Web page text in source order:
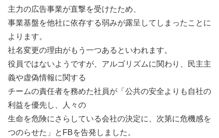
主力の広告事業が直撃を受けたため、
事業基盤を他社に依存する弱みが露呈してしまったことに
よります。
社名変更の理由がもう一つあるといわれます。
役員ではないようですが、アルゴリズムに関わり、民主主
義や虚偽情報に関する
チームの責任者を務めた社員が「公共の安全よりも自社の
利益を優先し、人々の
生命を危険にさらしている会社の決定に、次第に危機感を
つのらせた」とFBを告発しました。